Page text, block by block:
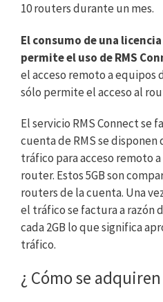
10 routers durante un mes.
El consumo de una
permite el uso de RMS
el acceso remoto a equipos
sólo permite el acceso al
El servicio RMS Connect se
cuenta de RMS se disponen
tráfico para acceso remoto
router. Estos 5GB son
routers de la cuenta. Una
el tráfico se factura a razón
cada 2GB lo que significa
tráfico.
¿ Cómo se